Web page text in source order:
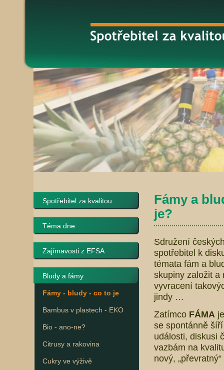
Spotřebitel za kvalitou...
Téma dne
Zajímavosti z EFSA
Bludy a fámy
Fámy - bludy - co to je
Bambus v plastech - EKO
Bio - ano-ne?
Citrusy a rakovina
Cukry ve výživě
Fámy a
je?
Sdružení
spotřebitel k
témata fám a
skupiny založit a
vyvracení
jindy …
Zatímco FÁMA
se spontánně
události, diskusi
vazbám na
nový,